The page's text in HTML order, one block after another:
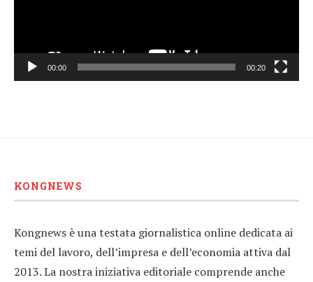
00:00 00:20
KONGNEWS
Kongnews è una testata giornalistica online dedicata ai
temi del lavoro, dell’impresa e dell’economia attiva dal
2013. La nostra iniziativa editoriale comprende anche